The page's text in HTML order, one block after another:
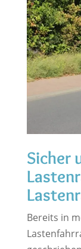
Sicher
Bereits in